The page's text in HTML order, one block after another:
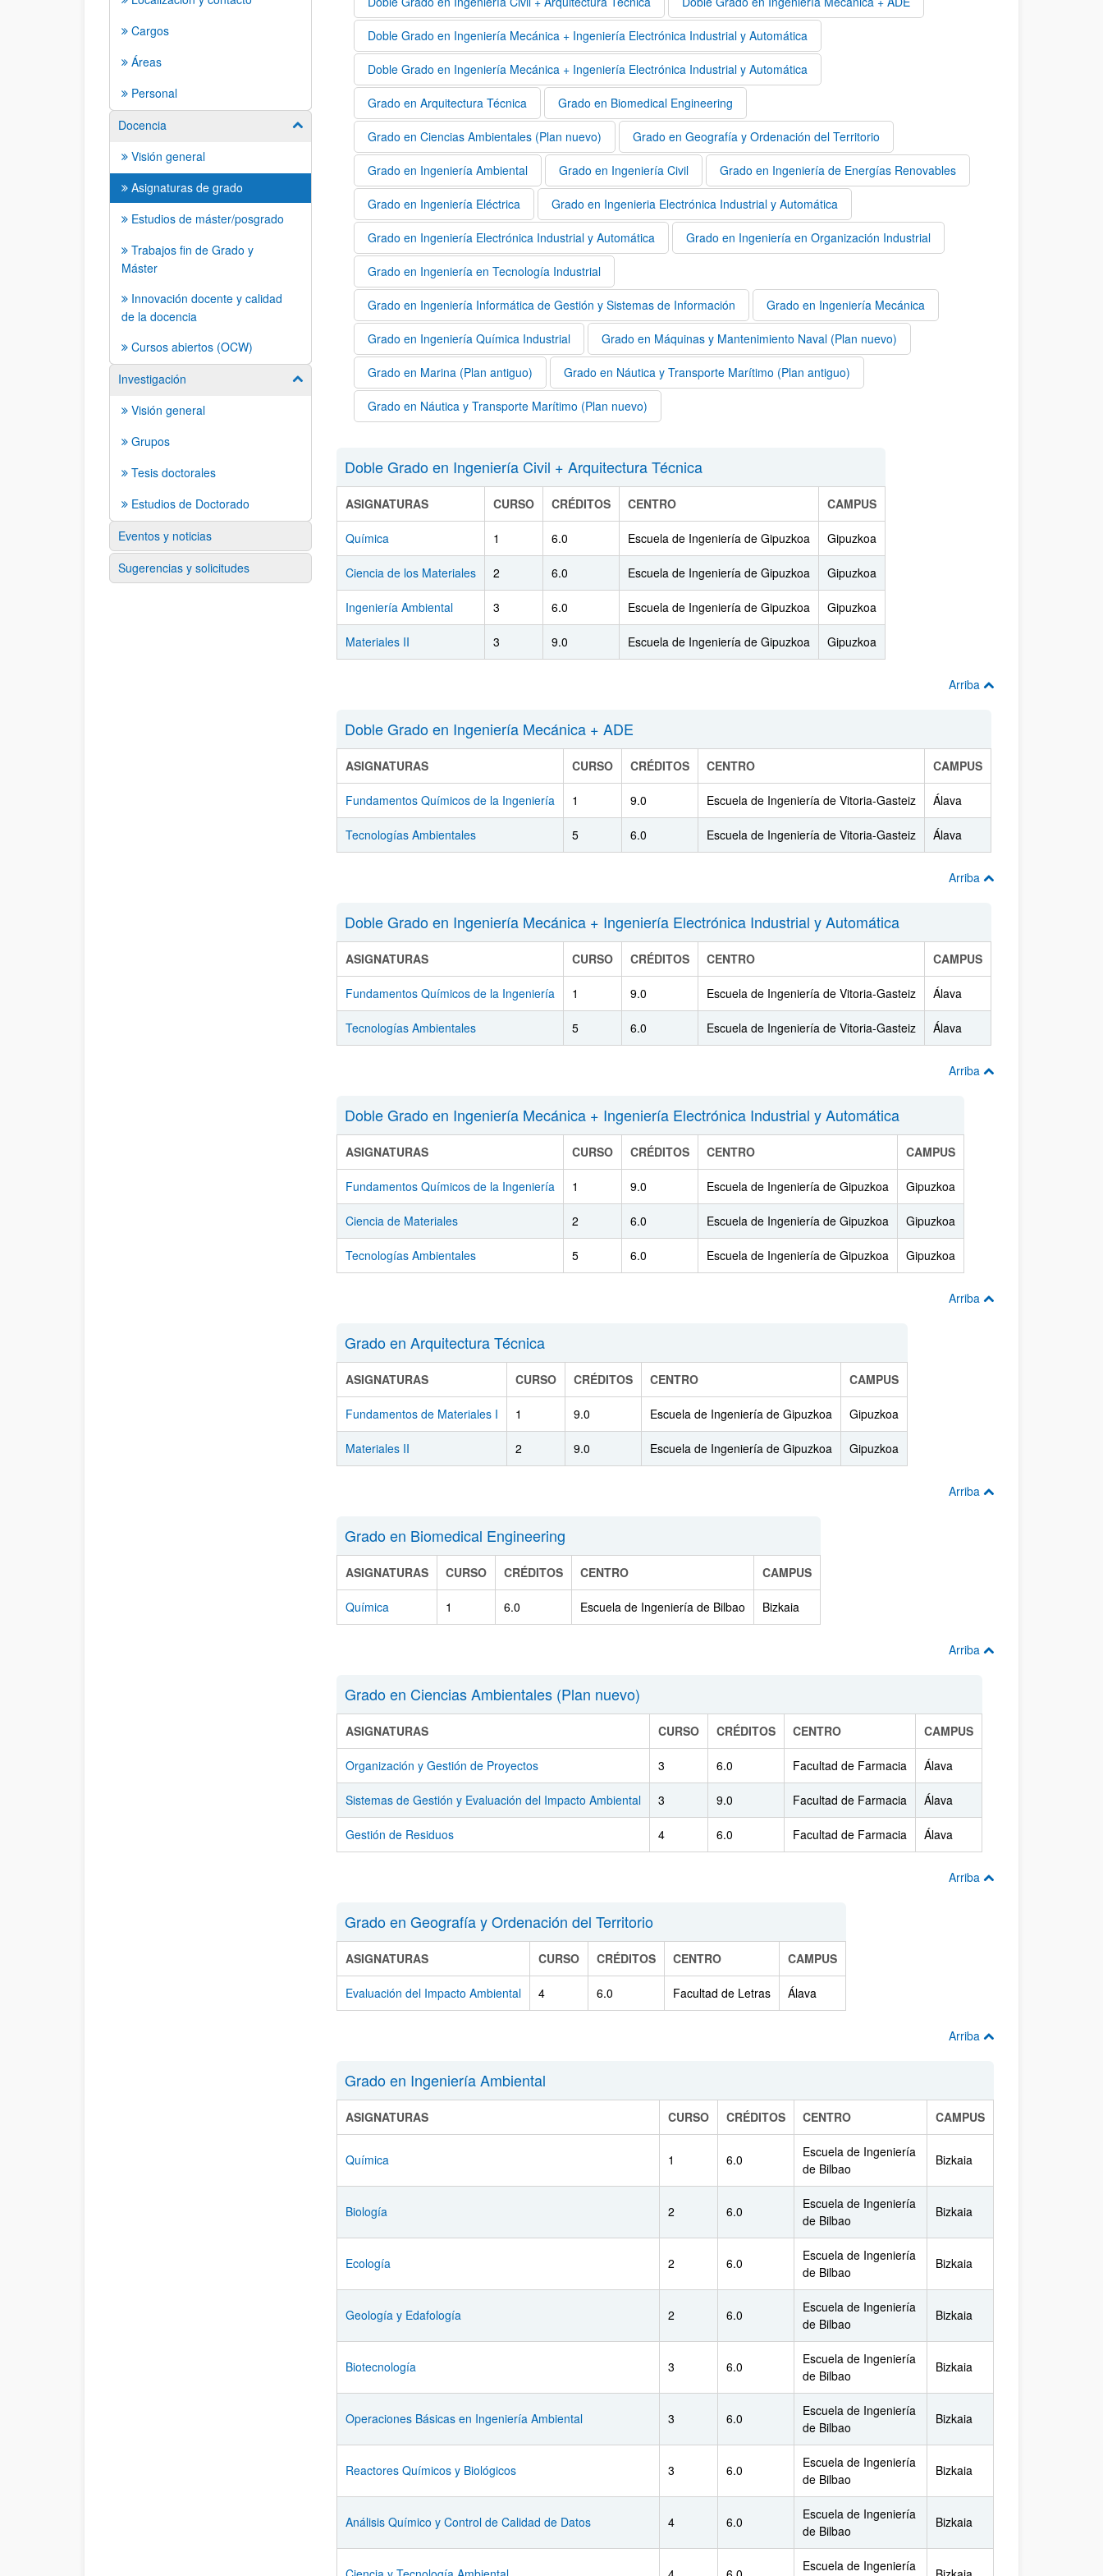
Cargos
Áreas
Personal
Docencia
Mostrar/ocultar subpáginas
Visión general
Asignaturas de grado
Estudios de máster/posgrado
Trabajos fin de Grado y
Máster
Innovación docente y calidad
de la docencia
Cursos abiertos (OCW)
Investigación
Mostrar/ocultar subpáginas
Visión general
Grupos
Tesis doctorales
Estudios de Doctorado
Eventos y noticias
Sugerencias y solicitudes
Doble Grado en Ingeniería Mecánica + Ingeniería Electrónica Industrial y Automática
Doble Grado en Ingeniería Mecánica + Ingeniería Electrónica Industrial y Automática
Grado en Arquitectura Técnica Grado en Biomedical Engineering
Grado en Ciencias Ambientales (Plan nuevo) Grado en Geografía y Ordenación del Territorio
Grado en Ingeniería Ambiental Grado en Ingeniería Civil Grado en Ingeniería de Energías Renovables
Grado en Ingeniería Eléctrica Grado en Ingenieria Electrónica Industrial y Automática
Grado en Ingeniería Electrónica Industrial y Automática Grado en Ingeniería en Organización Industrial
Grado en Ingeniería en Tecnología Industrial
Grado en Ingeniería Informática de Gestión y Sistemas de Información Grado en Ingeniería Mecánica
Grado en Ingeniería Química Industrial Grado en Máquinas y Mantenimiento Naval (Plan nuevo)
Grado en Marina (Plan antiguo) Grado en Náutica y Transporte Marítimo (Plan antiguo)
Grado en Náutica y Transporte Marítimo (Plan nuevo)
Doble Grado en Ingeniería Civil + Arquitectura Técnica
ASIGNATURAS CURSO CRÉDITOS CENTRO CAMPUS
Química 1 6.0 Escuela de Ingeniería de Gipuzkoa Gipuzkoa
Ciencia de los Materiales 2 6.0 Escuela de Ingeniería de Gipuzkoa Gipuzkoa
Ingeniería Ambiental 3 6.0 Escuela de Ingeniería de Gipuzkoa Gipuzkoa
Materiales II 3 9.0 Escuela de Ingeniería de Gipuzkoa Gipuzkoa
Arriba
Doble Grado en Ingeniería Mecánica + ADE
ASIGNATURAS CURSO CRÉDITOS CENTRO CAMPUS
Fundamentos Químicos de la Ingeniería 1 9.0 Escuela de Ingeniería de Vitoria-Gasteiz Álava
Tecnologías Ambientales 5 6.0 Escuela de Ingeniería de Vitoria-Gasteiz Álava
Arriba
Doble Grado en Ingeniería Mecánica + Ingeniería Electrónica Industrial y Automática
ASIGNATURAS CURSO CRÉDITOS CENTRO CAMPUS
Fundamentos Químicos de la Ingeniería 1 9.0 Escuela de Ingeniería de Vitoria-Gasteiz Álava
Tecnologías Ambientales 5 6.0 Escuela de Ingeniería de Vitoria-Gasteiz Álava
Arriba
Doble Grado en Ingeniería Mecánica + Ingeniería Electrónica Industrial y Automática
ASIGNATURAS CURSO CRÉDITOS CENTRO CAMPUS
Fundamentos Químicos de la Ingeniería 1 9.0 Escuela de Ingeniería de Gipuzkoa Gipuzkoa
Ciencia de Materiales 2 6.0 Escuela de Ingeniería de Gipuzkoa Gipuzkoa
Tecnologías Ambientales 5 6.0 Escuela de Ingeniería de Gipuzkoa Gipuzkoa
Arriba
Grado en Arquitectura Técnica
ASIGNATURAS CURSO CRÉDITOS CENTRO CAMPUS
Fundamentos de Materiales I 1 9.0 Escuela de Ingeniería de Gipuzkoa Gipuzkoa
Materiales II 2 9.0 Escuela de Ingeniería de Gipuzkoa Gipuzkoa
Arriba
Grado en Biomedical Engineering
ASIGNATURAS CURSO CRÉDITOS CENTRO CAMPUS
Química 1 6.0 Escuela de Ingeniería de Bilbao Bizkaia
Arriba
Grado en Ciencias Ambientales (Plan nuevo)
ASIGNATURAS CURSO CRÉDITOS CENTRO CAMPUS
Organización y Gestión de Proyectos 3 6.0 Facultad de Farmacia Álava
Sistemas de Gestión y Evaluación del Impacto Ambiental 3 9.0 Facultad de Farmacia Álava
Gestión de Residuos 4 6.0 Facultad de Farmacia Álava
Arriba
Grado en Geografía y Ordenación del Territorio
ASIGNATURAS CURSO CRÉDITOS CENTRO CAMPUS
Evaluación del Impacto Ambiental 4 6.0 Facultad de Letras Álava
Arriba
Grado en Ingeniería Ambiental
ASIGNATURAS CURSO CRÉDITOS CENTRO CAMPUS
Química 1 6.0
Escuela de Ingeniería
de Bilbao
Bizkaia
Biología 2 6.0
Escuela de Ingeniería
de Bilbao
Bizkaia
Ecología 2 6.0
Escuela de Ingeniería
de Bilbao
Bizkaia
Geología y Edafología 2 6.0
Escuela de Ingeniería
de Bilbao
Bizkaia
Biotecnología 3 6.0
Escuela de Ingeniería
de Bilbao
Bizkaia
Operaciones Básicas en Ingeniería Ambiental 3 6.0
Escuela de Ingeniería
de Bilbao
Bizkaia
Reactores Químicos y Biológicos 3 6.0
Escuela de Ingeniería
de Bilbao
Bizkaia
Análisis Químico y Control de Calidad de Datos 4 6.0
Escuela de Ingeniería
de Bilbao
Bizkaia
Escuela de Ingeniería